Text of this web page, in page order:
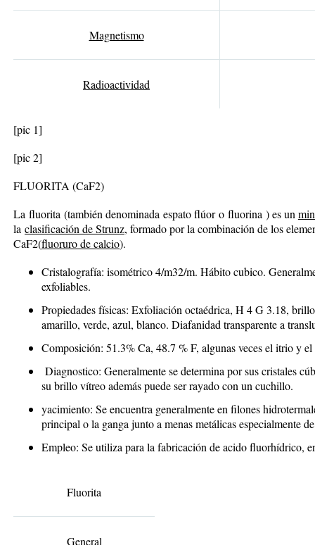
Magnetismo
Radioactividad
[pic 1]
[pic 2]
FLUORITA (CaF2)
La fluorita (también denominada espato flúor o fluorina ) es un
la clasificación de Strunz, formado por la combinación de los
CaF2(fluoruro de calcio).
Cristalografía: isométrico 4/m32/m. Hábito cubico.
exfoliables.
Propiedades físicas: Exfoliación octaédrica, H 4 G 3.18,
amarillo, verde, azul, blanco. Diafanidad transparente a
Composición: 51.3% Ca, 48.7 % F, algunas veces el itrio y
Diagnostico: Generalmente se determina por sus cristales
su brillo vítreo además puede ser rayado con un cuchillo.
yacimiento: Se encuentra generalmente en filones
principal o la ganga junto a menas metálicas especialmente
Empleo: Se utiliza para la fabricación de acido fluorhídrico,
Fluorita
General